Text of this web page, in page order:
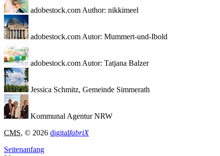
adobestock.com Author: nikkimeel
adobestock.com Autor: Mummert-und-Ibold
adobestock.com Autor: Tatjana Balzer
Jessica Schmitz, Gemeinde Simmerath
Kommunal Agentur NRW
CMS, © 2026 digitalfabriX
Seitenanfang